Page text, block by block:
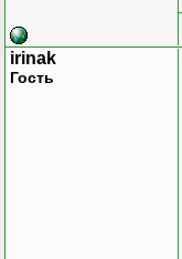
irinak
Гость